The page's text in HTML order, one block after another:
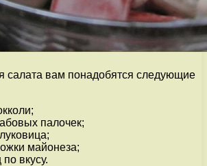
салата вам понадобятся следующие
палочек;
майонеза;
вкусу.